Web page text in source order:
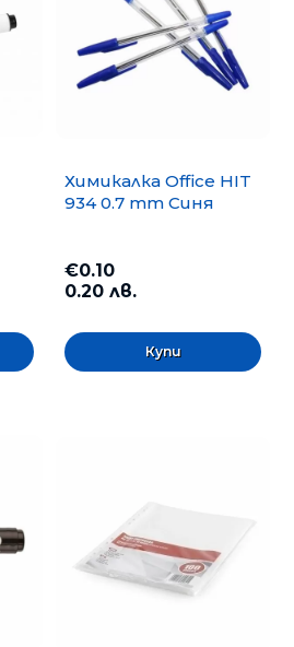
Химикалка Office HIT
934 0.7 mm Синя
€0.10
0.20 лв.